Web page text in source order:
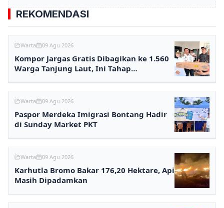
REKOMENDASI
Warta 09 Agu 2026
Kompor Jargas Gratis Dibagikan ke 1.560
Warga Tanjung Laut, Ini Tahap
Warta 09 Agu 2026
Paspor Merdeka Imigrasi Bontang Hadir
di Sunday Market PKT
Warta 09 Agu 2026
Karhutla Bromo Bakar 176,20 Hektare, Api
Masih Dipadamkan